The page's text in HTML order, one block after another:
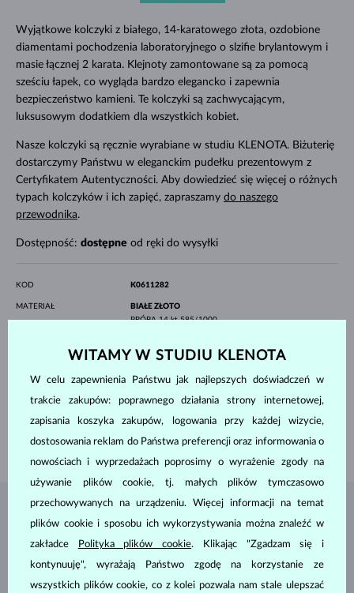
Wyjątkowe kolczyki z białego, 14-karatowego złota, ozdobione
diamentami pochodzenia laboratoryjnego o slzifie brylantowym i
masie łącznej 2 karata. Klejnoty zamontowane są za pomocą
sześciu łapek, co wygląda bardzo elegancko i zapewnia
bezpieczeństwo kamieni. Te kolczyki są zachwycającym,
luksusowym dodatkiem dla wszystkich kobiet.
Nasze kolczyki są ręcznie wyrabiane w studiu KLENOTA. Biżuterię
dostarczymy Państwu w eleganckim pudełku prezentowym z
Certyfikatem Autentyczności. Aby dowiedzieć się więcej o różnych
typach kolczyków i ich zapięć, zapraszamy do naszego
przewodnika.
Dostępność: dostępne od ręki do wysyłki
KOD K0611282
MATERIAŁ
BIAŁE ZŁOTO
PRÓBA14 kt 585/1000
POCHODZENIE
laboratoryjne
CZYSTOŚĆ
VS
ŚREDNICA
WAGA2.00 ct
WAGA 2.30 g
BIŻUTERIA Z ATELIER KLENOTA
WITAMY W STUDIU KLENOTA
W celu zapewnienia Państwu jak najlepszych doświadczeń w
trakcie zakupów: poprawnego działania strony internetowej,
zapisania koszyka zakupów, logowania przy każdej wizycie,
dostosowania reklam do Państwa preferencji oraz informowania o
nowościach i wyprzedażach poprosimy o wyrażenie zgody na
używanie plików cookie, tj. małych plików tymczasowo
przechowywanych na urządzeniu. Więcej informacji na temat
plików cookie i sposobu ich wykorzystywania można znaleźć w
zakładce
Polityka plików cookie. Klikając "Zgadzam się i
kontynuuję", wyrażają Państwo zgodę na korzystanie ze
wszystkich plików cookie, co z kolei pozwala nam stale ulepszać